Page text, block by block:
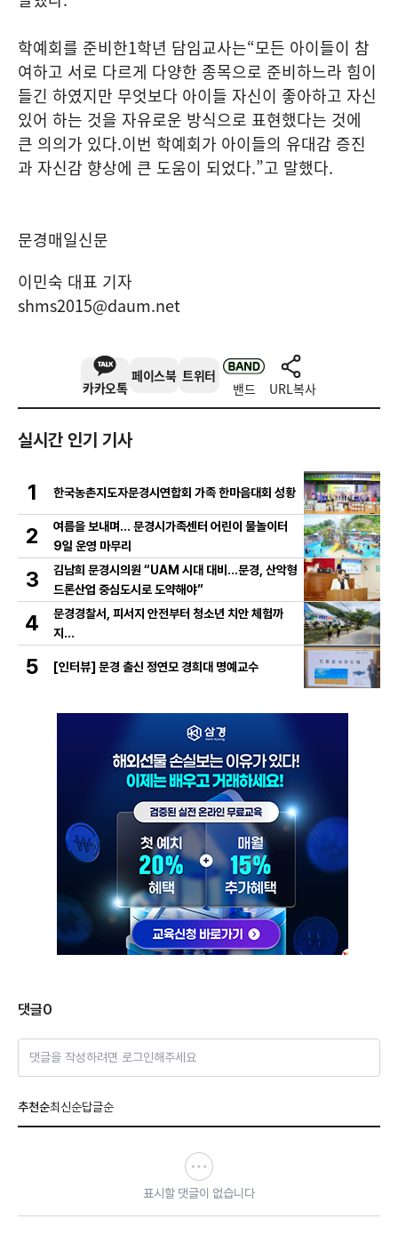
학예회를 준비한1학년 담임교사는“모든 아이들이 참
여하고 서로 다르게 다양한 종목으로 준비하느라 힘이
들긴 하였지만 무엇보다 아이들 자신이 좋아하고 자신
있어 하는 것을 자유로운 방식으로 표현했다는 것에
큰 의의가 있다.이번 학예회가 아이들의 유대감 증진
과 자신감 향상에 큰 도움이 되었다.”고 말했다.
문경매일신문
이민숙 대표 기자
shms2015@daum.net
카카오톡
페이스북 트위터
밴드 URL복사
실시간 인기 기사
1 한국농촌지도자문경시연합회 가족 한마음대회 성황
2
여름을 보내며… 문경시가족센터 어린이 물놀이터
9일 운영 마무리
3
김남희 문경시의원 “UAM 시대 대비…문경, 산악형
드론산업 중심도시로 도약해야”
4
문경경찰서, 피서지 안전부터 청소년 치안 체험까
지…
5 [인터뷰] 문경 출신 정연모 경희대 명예교수
댓글0
댓글을 작성하려면 로그인해주세요
추천순최신순답글순
표시할 댓글이 없습니다